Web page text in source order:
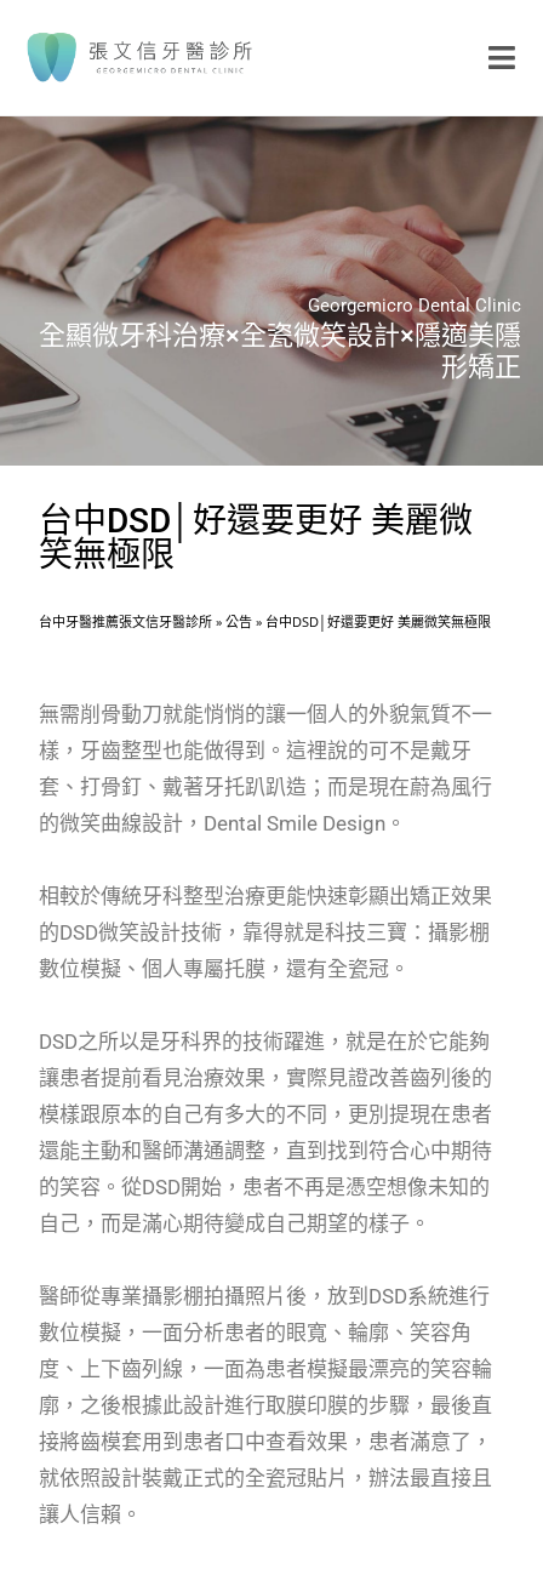
Georgemicro Dental Clinic
全顯微牙科治療×全瓷微笑設計×隱適美隱
形矯正
台中DSD│好還要更好 美麗微
笑無極限
台中牙醫推薦張文信牙醫診所 » 公告 » 台中DSD│好還要更好 美麗微笑無極限
無需削骨動刀就能悄悄的讓一個人的外貌氣質不一
樣，牙齒整型也能做得到。這裡說的可不是戴牙
套、打骨釘、戴著牙托趴趴造；而是現在蔚為風行
的微笑曲線設計，Dental Smile Design。
相較於傳統牙科整型治療更能快速彰顯出矯正效果
的DSD微笑設計技術，靠得就是科技三寶：攝影棚
數位模擬、個人專屬托膜，還有全瓷冠。
DSD之所以是牙科界的技術躍進，就是在於它能夠
讓患者提前看見治療效果，實際見證改善齒列後的
模樣跟原本的自己有多大的不同，更別提現在患者
還能主動和醫師溝通調整，直到找到符合心中期待
的笑容。從DSD開始，患者不再是憑空想像未知的
自己，而是滿心期待變成自己期望的樣子。
醫師從專業攝影棚拍攝照片後，放到DSD系統進行
數位模擬，一面分析患者的眼寬、輪廓、笑容角
度、上下齒列線，一面為患者模擬最漂亮的笑容輪
廓，之後根據此設計進行取膜印膜的步驟，最後直
接將齒模套用到患者口中查看效果，患者滿意了，
就依照設計裝戴正式的全瓷冠貼片，辦法最直接且
讓人信賴。